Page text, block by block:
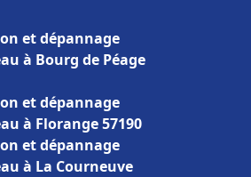
et dépannage
à Bourg de Péage
et dépannage
à Florange 57190
et dépannage
à La Courneuve